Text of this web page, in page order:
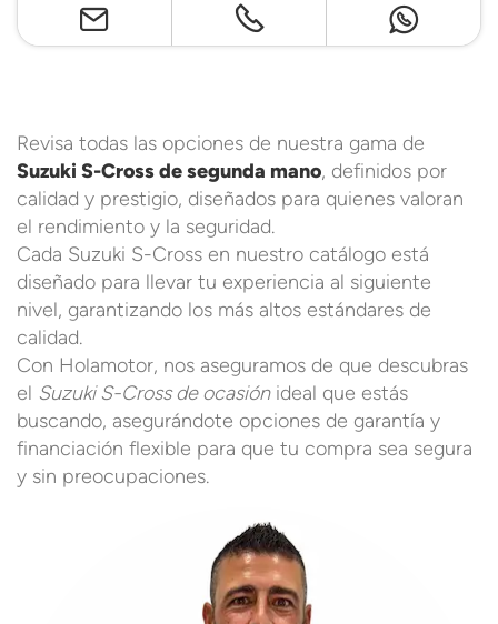
Revisa todas las opciones de nuestra gama de
Suzuki S-Cross de segunda mano, definidos por
calidad y prestigio, diseñados para quienes valoran
el rendimiento y la seguridad.
Cada Suzuki S-Cross en nuestro catálogo está
diseñado para llevar tu experiencia al siguiente
nivel, garantizando los más altos estándares de
calidad.
Con Holamotor, nos aseguramos de que descubras
el Suzuki S-Cross de ocasiónideal que estás
buscando, asegurándote opciones de garantía y
financiación flexible para que tu compra sea segura
y sin preocupaciones.